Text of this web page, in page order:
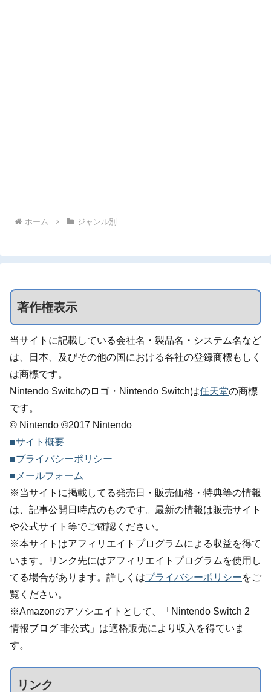
ホーム ジャンル別
著作権表示
当サイトに記載している会社名・製品名・システム名など
は、日本、及びその他の国における各社の登録商標もしく
は商標です。
Nintendo Switchのロゴ・Nintendo Switchは任天堂の商標
です。
© Nintendo ©2017 Nintendo
■サイト概要
■プライバシーポリシー
■メールフォーム
※当サイトに掲載してる発売日・販売価格・特典等の情報
は、記事公開日時点のものです。最新の情報は販売サイト
や公式サイト等でご確認ください。
※本サイトはアフィリエイトプログラムによる収益を得て
います。リンク先にはアフィリエイトプログラムを使用し
てる場合があります。詳しくはプライバシーポリシーをご
覧ください。
※Amazonのアソシエイトとして、「Nintendo Switch 2
情報ブログ 非公式」は適格販売により収入を得ていま
す。
リンク